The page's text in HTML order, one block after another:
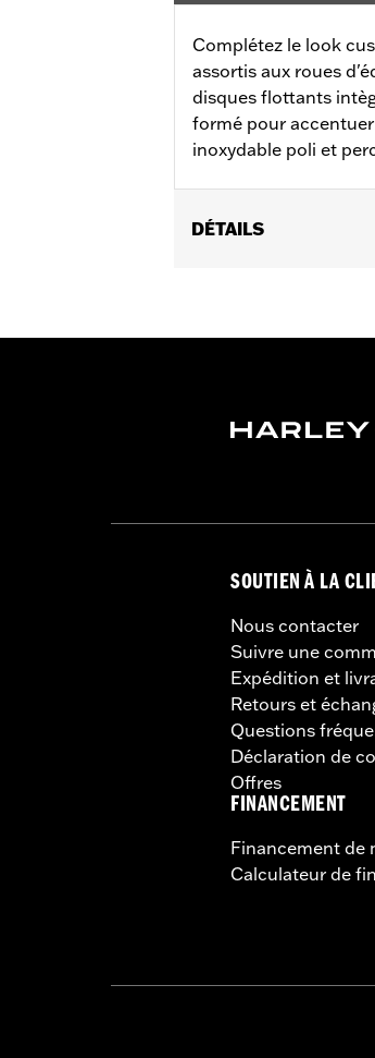
Complétez le look
assortis aux roues
disques flottants
formé pour
inoxydable poli et
DÉTAILS
Instructions
Matière:Acier
SOUTIEN À LA
Nous contacter
Suivre une
Expédition et
Retours et
Questions
Déclaration de
Offres
FINANCEMENT
Financement de
Calculateur de